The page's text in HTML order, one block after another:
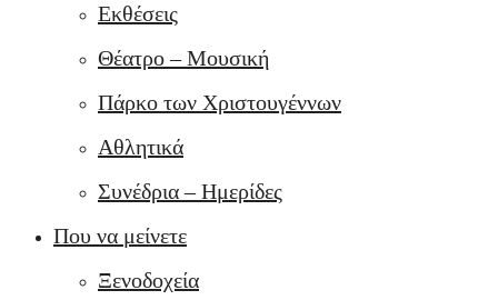
Εκθέσεις
Θέατρο – Μουσική
Πάρκο των Χριστουγέννων
Αθλητικά
Συνέδρια – Ημερίδες
Που να μείνετε
Ξενοδοχεία